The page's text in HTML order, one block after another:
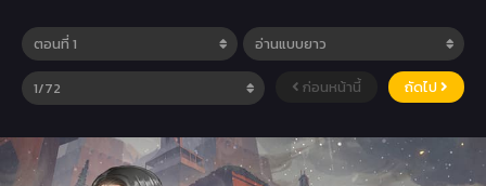
ก่อนหน้านี้ ถัดไป